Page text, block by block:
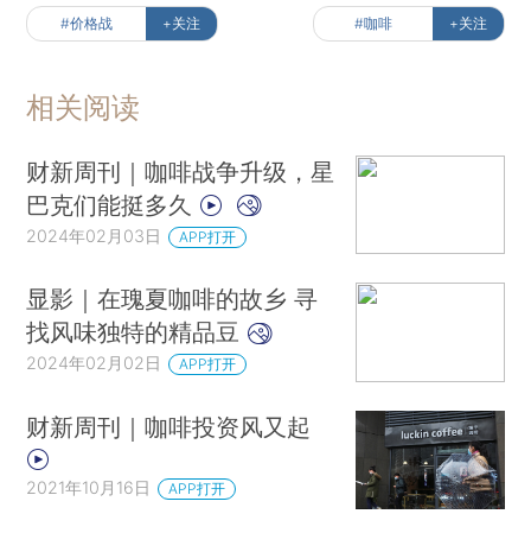
#价格战 +关注 #咖啡 +关注
相关阅读
财新周刊｜咖啡战争升级，星
巴克们能挺多久
2024年02月03日 APP打开
显影｜在瑰夏咖啡的故乡 寻
找风味独特的精品豆
2024年02月02日 APP打开
财新周刊｜咖啡投资风又起
2021年10月16日 APP打开